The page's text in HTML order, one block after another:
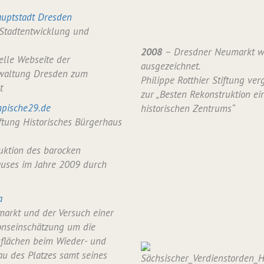
Dresden
und
Webseite der
Dresden zum
Historisches Bürgerhaus
des barocken
im Jahre 2009 durch
und der Versuch einer
um die
beim Wieder- und
des Platzes samt seines
2008– Dresdner Neumarkt
ausgezeichnet.
Philippe Rotthier Stiftung
zur „Besten Rekonstruktion
historischen Zentrums“